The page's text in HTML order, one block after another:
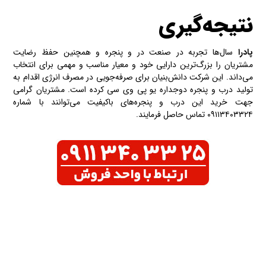
نتیجه‌گیری
پادرا سال‌ها تجربه در صنعت در و پنجره و همچنین حفظ رضایت
مشتریان را بزرگ‌ترین دارایی خود و معیار مناسب و مهمی برای انتخاب
می‌داند. این شرکت دانش‌بنیان برای صرفه‌جویی در مصرف انرژی اقدام به
تولید درب و پنجره دوجداره یو پی وی سی کرده است. مشتریان گرامی
جهت خرید این درب و پنجره‌های باکیفیت می‌توانند با شماره
۰۹۱۱۳۴۰۳۳۲۴ تماس حاصل فرمایند.